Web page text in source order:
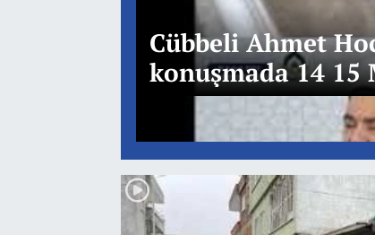
Cübbeli Ahmet
konuşmada 14 15
dikkat çekmişti